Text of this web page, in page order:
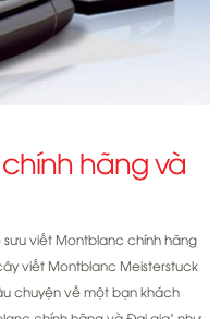
hãng và
sưu viết Montblanc chính hãng
viết Montblanc Meisterstuck
chuyện về một bạn khách